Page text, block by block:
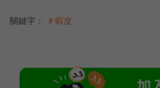
關鍵字： ＃蝦皮